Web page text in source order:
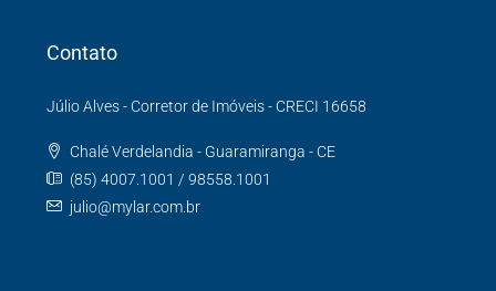
Contato
Júlio Alves - Corretor de Imóveis - CRECI 16658
Chalé Verdelandia - Guaramiranga - CE
(85) 4007.1001 / 98558.1001
julio@mylar.com.br